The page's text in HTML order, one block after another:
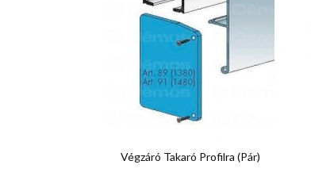
Végzáró Takaró Profilra (pár)
Előnézet